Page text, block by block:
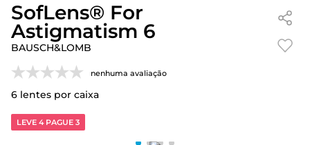
SofLens® For
Astigmatism 6
BAUSCH&LOMB
nenhuma avaliação
6 lentes por caixa
LEVE 4 PAGUE 3